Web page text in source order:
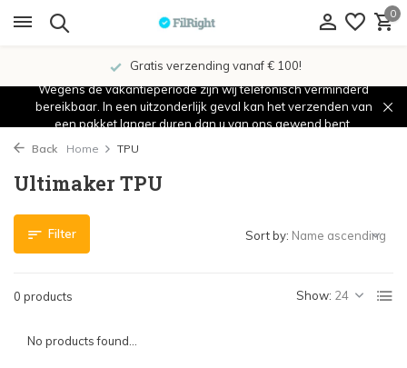
0
Gratis verzending vanaf € 100!
Wegens de vakantieperiode zijn wij telefonisch verminderd
bereikbaar. In een uitzonderlijk geval kan het verzenden van
een pakket langer duren dan u van ons gewend bent.
Back Home TPU
Ultimaker TPU
Filter
0 products Show:
Sort by:
No products found...